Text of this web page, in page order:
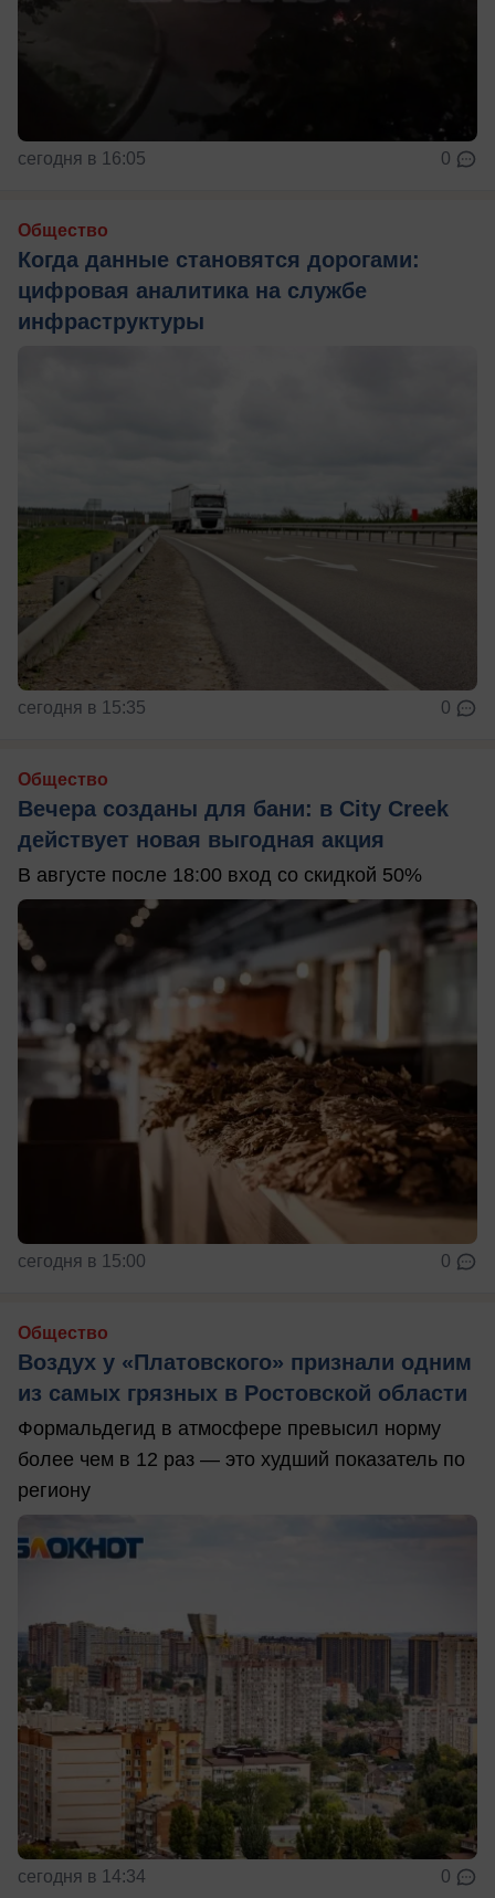
сегодня в 16:05 0
Общество
Когда данные становятся дорогами:
цифровая аналитика на службе
инфраструктуры
сегодня в 15:35 0
Общество
Вечера созданы для бани: в City Creek
действует новая выгодная акция
В августе после 18:00 вход со скидкой 50%
сегодня в 15:00 0
Общество
Воздух у «Платовского» признали одним
из самых грязных в Ростовской области
Формальдегид в атмосфере превысил норму
более чем в 12 раз — это худший показатель по
региону
сегодня в 14:34 0